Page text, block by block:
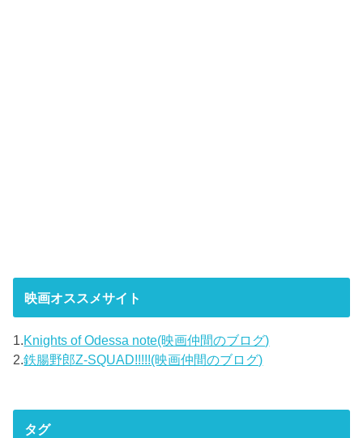
映画オススメサイト
1.Knights of Odessa note(映画仲間のブログ)
2.鉄腸野郎Z-SQUAD!!!!!(映画仲間のブログ)
タグ